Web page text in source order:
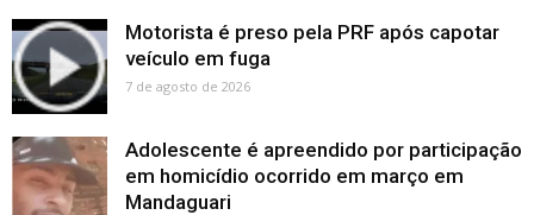
Motorista é preso pela PRF após capotar
veículo em fuga
7 de agosto de 2026
Adolescente é apreendido por participação
em homicídio ocorrido em março em
Mandaguari